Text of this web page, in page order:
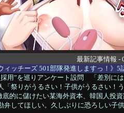
最新記事情報 -
ィッチーズ 501部隊発進しますっ！》5
用”を巡りアンケート設問 「差別に
「祭りがうるさい！子供がうるさい！
底的に儲けたい某海外資本、韓国人投
弁してほしい。久しぶりに恐ろしい子